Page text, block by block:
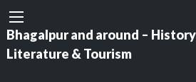
Bhagalpur and around –
Literature & Tourism